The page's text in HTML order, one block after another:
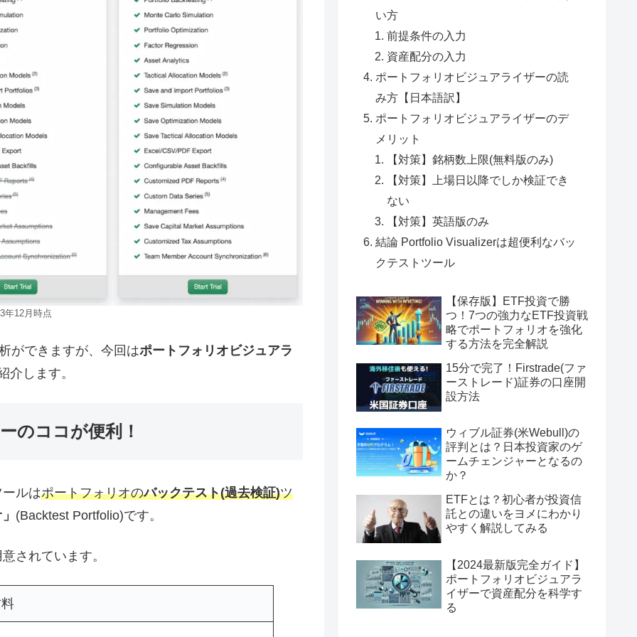
年12月時点
ができますが、今回はポートフォリオビジュアラ
介します。
のココが便利！
ルはポートフォリオのバックテスト(過去検証)ツ
(Backtest Portfolio)です。
されています。
い方
前提条件の入力
資産配分の入力
ポートフォリオビジュアライザーの読
み方【日本語訳】
ポートフォリオビジュアライザーのデ
メリット
【対策】銘柄数上限(無料版のみ)
【対策】上場日以降でしか検証でき
ない
【対策】英語版のみ
結論 Portfolio Visualizerは超便利なバッ
クテストツール
【保存版】ETF投資で勝
つ！7つの強力なETF投資戦
略でポートフォリオを強化
する方法を完全解説
15分で完了！Firstrade(ファ
ーストレード)証券の口座開
設方法
ウィブル証券(米Webull)の
評判とは？日本投資家のゲ
ームチェンジャーとなるの
か？
ETFとは？初心者が投資信
託との違いをヨメにわかり
やすく解説してみる
【2024最新版完全ガイド】
ポートフォリオビジュアラ
イザーで資産配分を科学す
る